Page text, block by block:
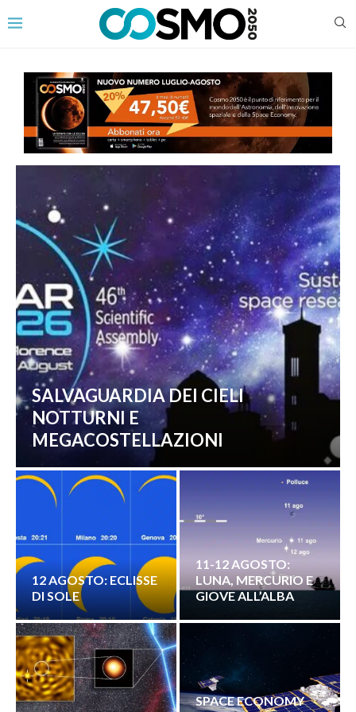
SALVAGUARDIA DEI CIELI
NOTTURNI E
MEGACOSTELLAZIONI
12 AGOSTO: ECLISSE
DI SOLE
11-12 AGOSTO:
LUNA, MERCURIO E
GIOVE ALL’ALBA
SPACE ECONOMY